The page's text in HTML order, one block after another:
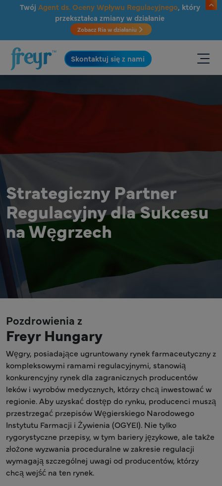
Przejdź do głównej treści
Twój Agent ds. Oceny Wpływu Regulacyjnego, który
przekształca zmiany w działanie
Zobacz Ria w działaniu
.
Skontaktuj się z nami
Strategiczny Partner
Regulacyjny dla Sukcesu
na Węgrzech
Pozdrowienia z
Freyr Hungary
Węgry, posiadające ugruntowany rynek farmaceutyczny z
kompleksowymi ramami regulacyjnymi, stanowią
konkurencyjny rynek dla zagranicznych producentów
leków i wyrobów medycznych, którzy chcą inwestować w
regionie. Aby uzyskać dostęp do rynku, producenci muszą
przestrzegać przepisów Węgierskiego Narodowego
Instytutu Farmacji i Żywienia (OGYEI). Nie tylko
rygorystyczne przepisy, w tym bariery językowe, ale także
złożone wyzwania proceduralne w zakresie regulacji
wymagają szczególnej uwagi od producentów, którzy
chcą wejść na ten rynek.